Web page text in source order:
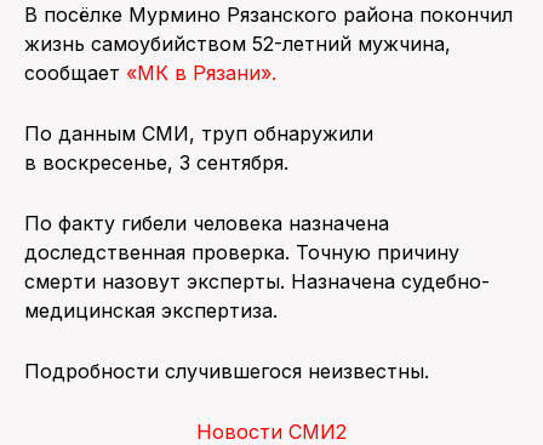
В посёлке Мурмино Рязанского района покончил
жизнь самоубийством 52-летний мужчина,
сообщает «МК в Рязани».
По данным СМИ, труп обнаружили
в воскресенье, 3 сентября.
По факту гибели человека назначена
доследственная проверка. Точную причину
смерти назовут эксперты. Назначена судебно-
медицинская экспертиза.
Подробности случившегося неизвестны.
Новости СМИ2